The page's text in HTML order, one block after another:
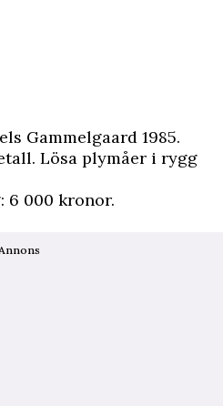
Gammelgaard 1985.
Lösa plymåer i rygg
6 000 kronor.
Annons